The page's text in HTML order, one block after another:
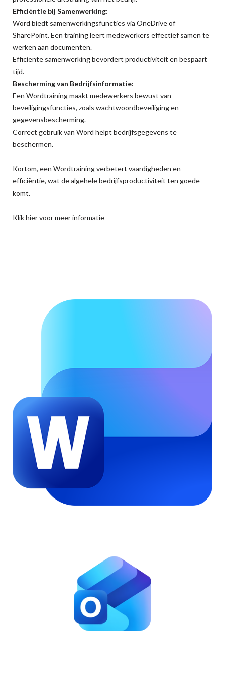
Efficiëntie bij Samenwerking:
Word biedt samenwerkingsfuncties via OneDrive of
SharePoint. Een training leert medewerkers effectief samen te
werken aan documenten.
Efficiënte samenwerking bevordert productiviteit en bespaart
tijd.
Bescherming van Bedrijfsinformatie:
Een Wordtraining maakt medewerkers bewust van
beveiligingsfuncties, zoals wachtwoordbeveiliging en
gegevensbescherming.
Correct gebruik van Word helpt bedrijfsgegevens te
beschermen.
Kortom, een Wordtraining verbetert vaardigheden en
efficiëntie, wat de algehele bedrijfsproductiviteit ten goede
komt.
Klik hier voor meer informatie